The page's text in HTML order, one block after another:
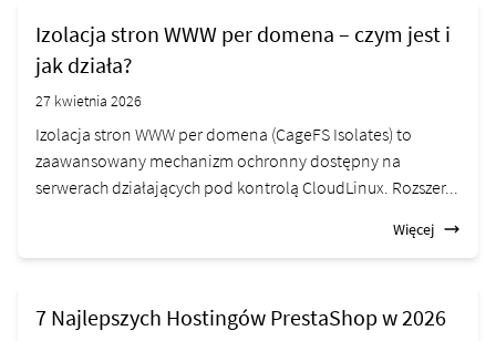
Izolacja stron WWW per domena – czym jest i
jak działa?
27 kwietnia 2026
Izolacja stron WWW per domena (CageFS Isolates) to
zaawansowany mechanizm ochronny dostępny na
serwerach działających pod kontrolą CloudLinux. Rozszer...
Więcej
7 Najlepszych Hostingów PrestaShop w 2026